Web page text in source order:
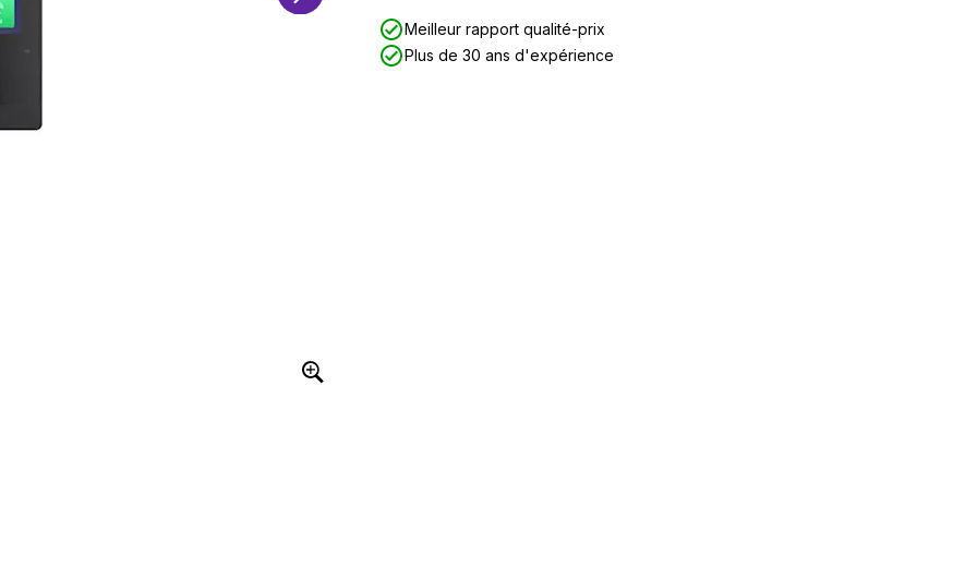
Meilleur rapport qualité-prix
Plus de 30 ans d'expérience